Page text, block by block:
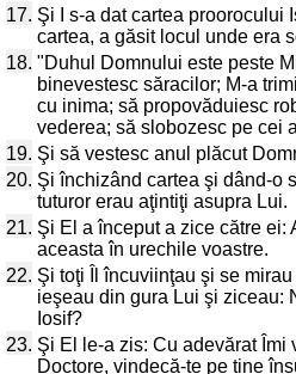
17. Şi I s-a dat cartea proorocului
cartea, a găsit locul unde era
18. "Duhul Domnului este peste
binevestesc săracilor; M-a
cu inima; să propovăduiesc
vederea; să slobozesc pe cei
19. Şi să vestesc anul plăcut
20. Şi închizând cartea şi dând-o
tuturor erau aţintiţi asupra Lui.
21. Şi El a început a zice către ei:
aceasta în urechile voastre.
22. Şi toţi Îl încuviinţau şi se
ieşeau din gura Lui şi ziceau:
Iosif?
23. Şi El le-a zis: Cu adevărat Îmi
Doctore, vindecă-te pe tine